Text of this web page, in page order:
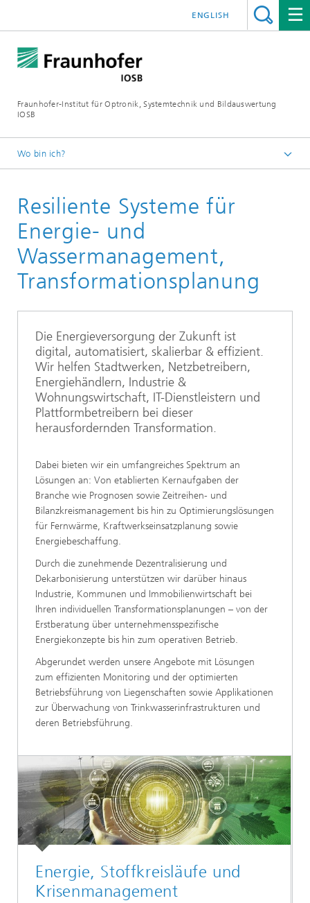
Fraunhofer-Institut für Optronik, Systemtechnik und Bildauswertung
IOSB
ENGLISH
Wo bin ich?
Geschäftsfelder
Energie, Stoffkreisläufe und Krisenmanagement
Resiliente Systeme für
Energie- und
Wassermanagement,
Transformationsplanung
Die Energieversorgung der Zukunft ist
digital, automatisiert, skalierbar & effizient.
Wir helfen Stadtwerken, Netzbetreibern,
Energiehändlern, Industrie &
Wohnungswirtschaft, IT-Dienstleistern und
Plattformbetreibern bei dieser
herausfordernden Transformation.
Dabei bieten wir ein umfangreiches Spektrum an
Lösungen an: Von etablierten Kernaufgaben der
Branche wie Prognosen sowie Zeitreihen- und
Bilanzkreismanagement bis hin zu Optimierungslösungen
für Fernwärme, Kraftwerkseinsatzplanung sowie
Energiebeschaffung.
Durch die zunehmende Dezentralisierung und
Dekarbonisierung unterstützen wir darüber hinaus
Industrie, Kommunen und Immobilienwirtschaft bei
Ihren individuellen Transformationsplanungen – von der
Erstberatung über unternehmensspezifische
Energiekonzepte bis hin zum operativen Betrieb.
Abgerundet werden unsere Angebote mit Lösungen
zum effizienten Monitoring und der optimierten
Betriebsführung von Liegenschaften sowie Applikationen
zur Überwachung von Trinkwasserinfrastrukturen und
deren Betriebsführung.
Energie, Stoffkreisläufe und
Krisenmanagement